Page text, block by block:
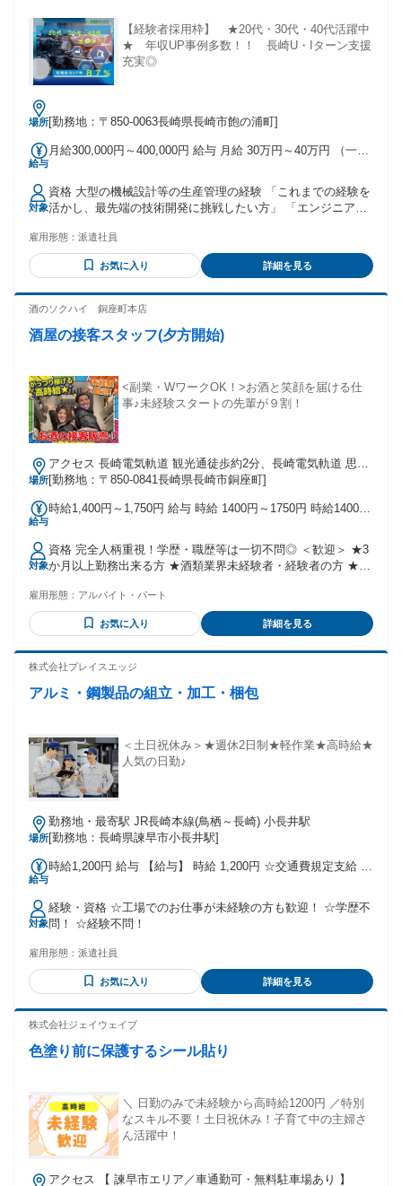
【経験者採用枠】 ★20代・30代・40代活躍中
★ 年収UP事例多数！！ 長崎U・Iターン支援
充実◎
場所[勤務地：〒850-0063長崎県長崎市飽の浦町]
給与
月給300,000円～400,000円 給与 月給 30万円～40万円 （一律
収アップ事例多数◆ 転職されてきた方の、 87％が前職より給
与アップし入社しています！ ★☆年収例☆★ 年収720万円
（月給45万円＋時間外手当＋賞与） 設計10年目 年収580万円
（月給32.5万円＋時間外手当＋賞与 設計5年目 年収420万円
交通費全額支給 会社規定に基づき全額支給
対象
資格 大型の機械設計等の生産管理の経験 「これまでの経験を
活かし、最先端の技術開発に挑戦したい方」 「エンジニアと
やすい環境でワークライフバランスを大切にしたい方」 「今
よりも年収をアップさせたい方」 そんな思いをお持ちの方の
ご応募をお待ちしております！ 年齢の条件と理由：例外事由1
雇用形態： 派遣社員
お気に入り 詳細を見る
酒のソクハイ 銅座町本店
酒屋の接客スタッフ(夕方開始)
<副業・WワークOK！>お酒と笑顔を届ける仕
事♪未経験スタートの先輩が９割！
場所
アクセス 長崎電気軌道 観光通徒歩約2分、長崎電気軌道 思案
橋徒歩約4分、ＪＲ長崎本線 長崎（長崎県）東口徒歩約24分
[勤務地：〒850-0841長崎県長崎市銅座町]
給与
時給1,400円～1,750円 給与 時給 1400円～1750円 時給1400
給:234円／１日 ※従業員専用の駐車場は設けておりませんの
で、自家用車等での通勤につきまして、駐車料金等は個人負
担となります。
対象
資格 完全人柄重視！学歴・職歴等は一切不問◎ ＜歓迎＞ ★3
か月以上勤務出来る方 ★酒類業界未経験者・経験者の方 ★英
す！ お酒の知識や資格、経験が全くなくても問題ナシ！ 人と
話すことやコミュニケーションをとるのが得意な方 お客様の
「ありがとう！」にやりがいを感じる方は活躍間違いなしで
務していた方、 ピッキング・仕分けなど軽作業のアルバイト
雇用形態： アルバイト・パート
お気に入り 詳細を見る
株式会社プレイスエッジ
アルミ・鋼製品の組立・加工・梱包
＜土日祝休み＞★週休2日制★軽作業★高時給★
人気の日勤♪
場所
勤務地・最寄駅 JR長崎本線(鳥栖～長崎) 小長井駅
[勤務地：長崎県諫早市小長井駅]
給与
時給1,200円 給与 【給与】 時給 1,200円 ☆交通費規定支給 ☆
通費】 (距離に応じて※上限 13,720円) ◆通勤時の高速道路代
を補助します(規定有) 遠方にお住まいの方も安心♪
対象
経験・資格 ☆工場でのお仕事が未経験の方も歓迎！ ☆学歴不
問！ ☆経験不問！
雇用形態： 派遣社員
お気に入り 詳細を見る
株式会社ジェイウェイブ
色塗り前に保護するシール貼り
＼ 日勤のみで未経験から高時給1200円 ／特別
なスキル不要！土日祝休み！子育て中の主婦さ
ん活躍中！
アクセス 【 諫早市エリア／車通勤可・無料駐車場あり 】